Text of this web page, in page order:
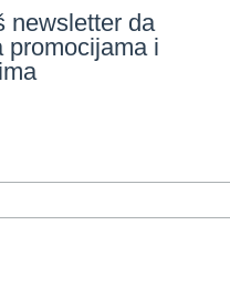
newsletter da
promocijama i